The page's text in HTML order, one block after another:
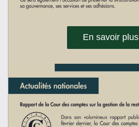
En savoir plus